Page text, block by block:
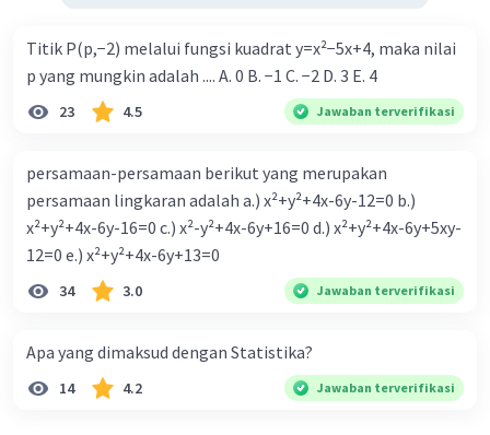
Titik P(p,−2) melalui fungsi kuadrat y=x²−5x+4, maka nilai
p yang mungkin adalah .... A. 0 B. −1 C. −2 D. 3 E. 4
23 4.5 Jawaban terverifikasi
persamaan-persamaan berikut yang merupakan
persamaan lingkaran adalah a.) x²+y²+4x-6y-12=0 b.)
x²+y²+4x-6y-16=0 c.) x²-y²+4x-6y+16=0 d.) x²+y²+4x-6y+5xy-
12=0 e.) x²+y²+4x-6y+13=0
34 3.0 Jawaban terverifikasi
Apa yang dimaksud dengan Statistika?
14 4.2 Jawaban terverifikasi